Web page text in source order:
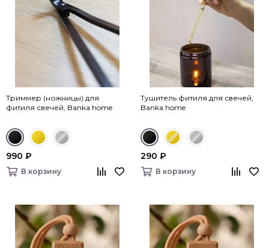
Триммер (ножницы) для
фитиля свечей, Banka home
990 ₽
В корзину
Тушитель фитиля для свечей,
Banka home
290 ₽
В корзину